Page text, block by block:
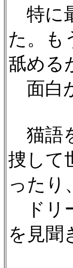
特に
た。も
舐める
面白
猫語
捜して
ったり
ドリ
を見聞